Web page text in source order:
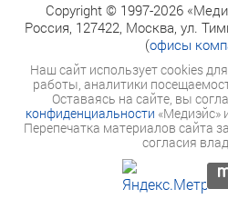
Copyright © 1997-2026
Россия, 127422, Москва, ул.
(офисы
Наш сайт использует cookies
работы, аналитики
Оставаясь на сайте, вы
конфиденциальности «Медиэйс»
Перепечатка материалов сайта
согласия